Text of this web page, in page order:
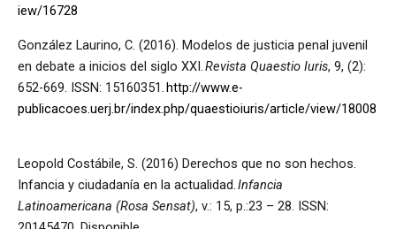
iew/16728
González Laurino, C. (2016). Modelos de justicia penal juvenil
en debate a inicios del siglo XXI.Revista Quaestio Iuris, 9, (2):
652-669. ISSN: 15160351.http://www.e-
publicacoes.uerj.br/index.php/quaestioiuris/article/view/18008
Leopold Costábile, S. (2016) Derechos que no son hechos.
Infancia y ciudadanía en la actualidad.Infancia
Latinoamericana (Rosa Sensat), v.: 15, p.:23 – 28. ISSN: